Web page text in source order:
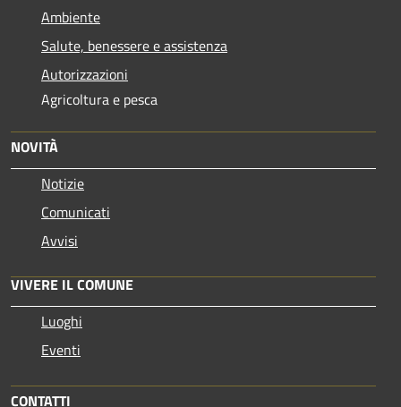
Ambiente
Salute, benessere e assistenza
Autorizzazioni
Agricoltura e pesca
NOVITÀ
Notizie
Comunicati
Avvisi
VIVERE IL COMUNE
Luoghi
Eventi
CONTATTI